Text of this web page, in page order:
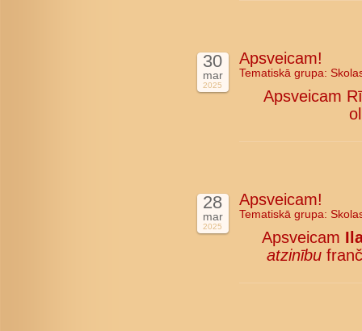
30
mar
2025
Apsveicam!
Tematiskā grupa:
Apsveicam
28
mar
2025
Apsveicam!
Tematiskā grupa:
Apsveicam
atzinību